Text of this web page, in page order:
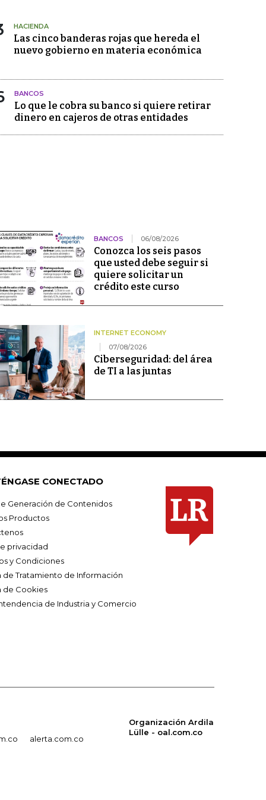
HACIENDA
Las cinco banderas rojas que hereda el
nuevo gobierno en materia económica
BANCOS
Lo que le cobra su banco si quiere retirar
dinero en cajeros de otras entidades
BANCOS 06/08/2026
Conozca los seis pasos
que usted debe seguir si
quiere solicitar un
crédito este curso
INTERNET ECONOMY
07/08/2026
Ciberseguridad: del área
de TI a las juntas
CONECTADO
Generación de Contenidos
Productos
privacidad
y Condiciones
de Tratamiento de Información
de Cookies
de Industria y Comercio
alerta.com.co
Organización Ardila
Lülle - oal.com.co